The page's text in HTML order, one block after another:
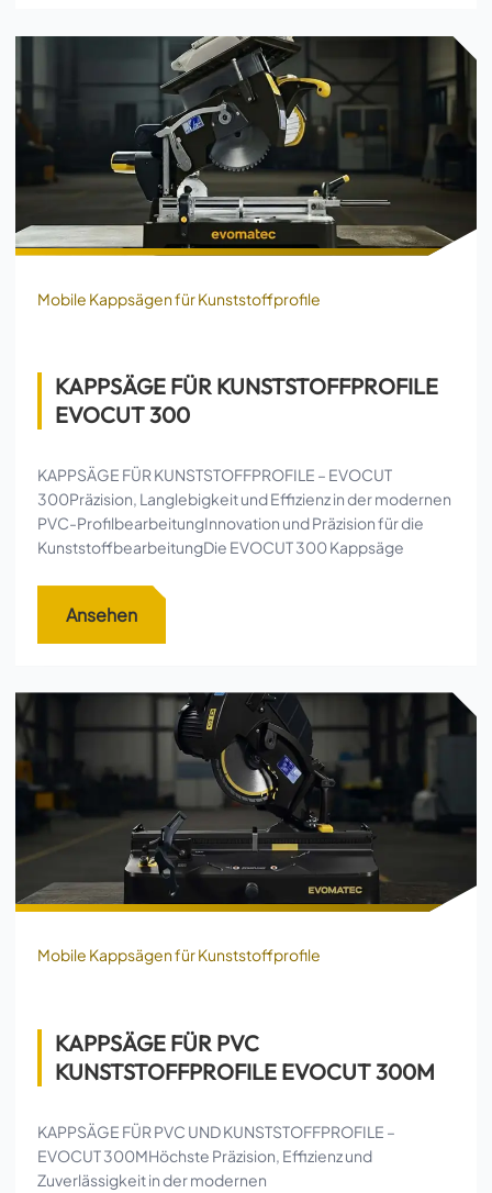
Mobile Kappsägen für Kunststoffprofile
KAPPSÄGE FÜR KUNSTSTOFFPROFILE
EVOCUT 300
KAPPSÄGE FÜR KUNSTSTOFFPROFILE – EVOCUT
300Präzision, Langlebigkeit und Effizienz in der modernen
PVC-ProfilbearbeitungInnovation und Präzision für die
KunststoffbearbeitungDie EVOCUT 300 Kappsäge
Ansehen
Mobile Kappsägen für Kunststoffprofile
KAPPSÄGE FÜR PVC
KUNSTSTOFFPROFILE EVOCUT 300M
KAPPSÄGE FÜR PVC UND KUNSTSTOFFPROFILE –
EVOCUT 300MHöchste Präzision, Effizienz und
Zuverlässigkeit in der modernen